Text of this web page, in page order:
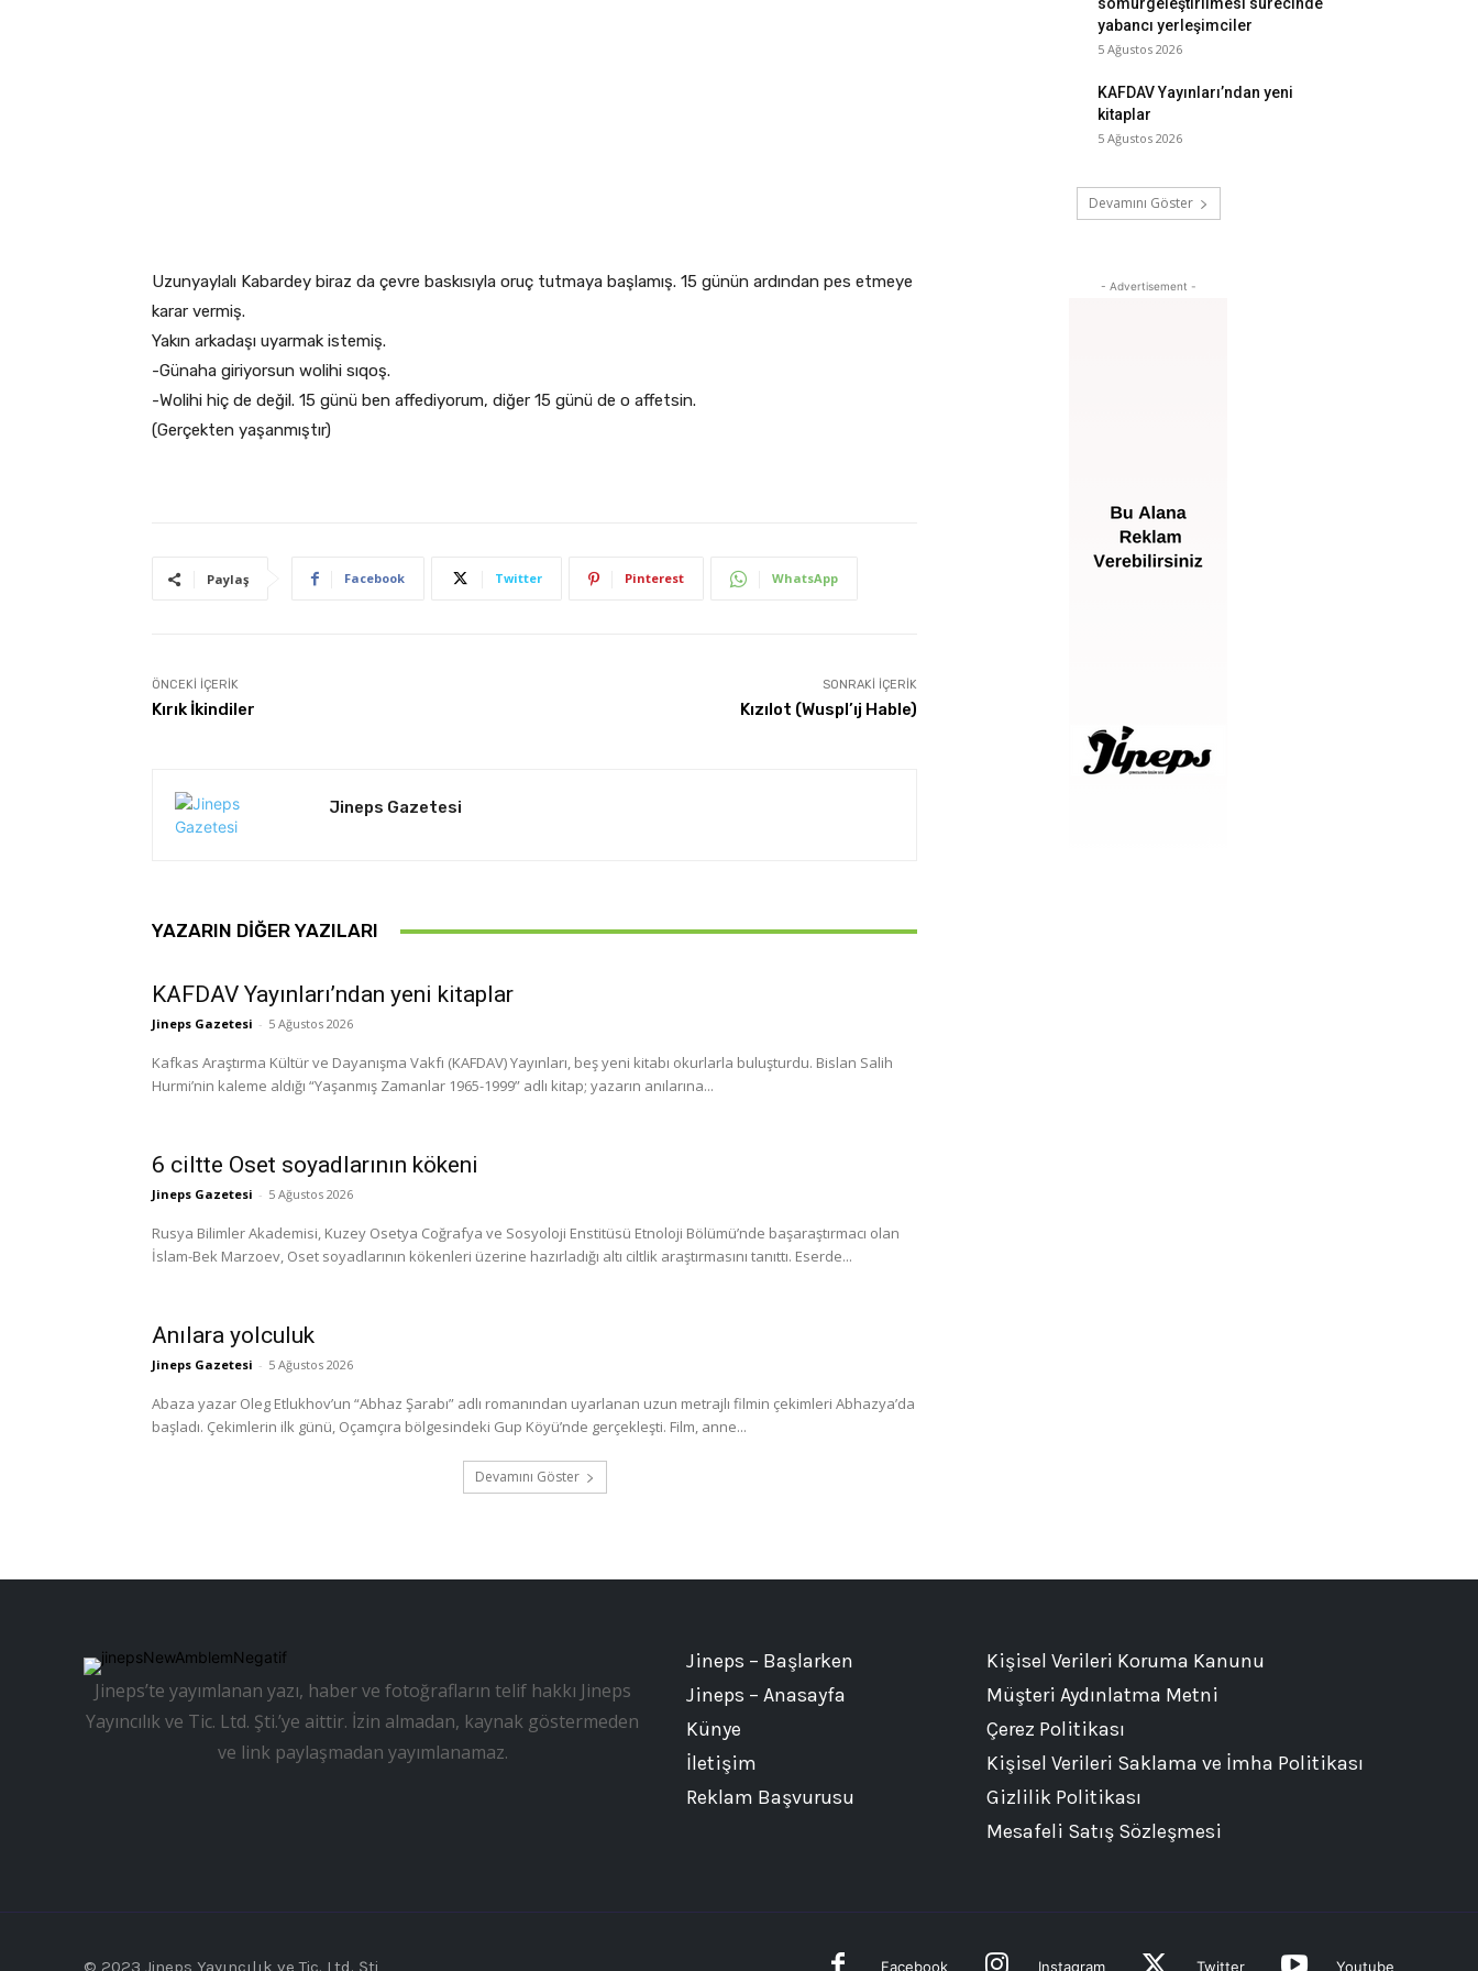
Uzunyaylalı Kabardey biraz da çevre baskısıyla oruç tutmaya başlamış. 15 günün ardından pes etmeye
karar vermiş.
Yakın arkadaşı uyarmak istemiş.
-Günaha giriyorsun wolihi sıqoş.
-Wolihi hiç de değil. 15 günü ben affediyorum, diğer 15 günü de o affetsin.
(Gerçekten yaşanmıştır)
Paylaş Facebook Twitter Pinterest WhatsApp
ÖNCEKI İÇERIK
Kırık İkindiler
SONRAKI İÇERIK
Kızılot (Wuspl’ıj Hable)
Jineps Gazetesi
YAZARIN DIĞER YAZILARI
KAFDAV Yayınları’ndan yeni kitaplar
Jineps Gazetesi - 5 Ağustos 2026
Kafkas Araştırma Kültür ve Dayanışma Vakfı (KAFDAV) Yayınları, beş yeni kitabı okurlarla buluşturdu. Bislan Salih
Hurmi’nin kaleme aldığı “Yaşanmış Zamanlar 1965-1999” adlı kitap; yazarın anılarına...
6 ciltte Oset soyadlarının kökeni
Jineps Gazetesi - 5 Ağustos 2026
Rusya Bilimler Akademisi, Kuzey Osetya Coğrafya ve Sosyoloji Enstitüsü Etnoloji Bölümü’nde başaraştırmacı olan
İslam-Bek Marzoev, Oset soyadlarının kökenleri üzerine hazırladığı altı ciltlik araştırmasını tanıttı. Eserde...
Anılara yolculuk
Jineps Gazetesi - 5 Ağustos 2026
Abaza yazar Oleg Etlukhov’un “Abhaz Şarabı” adlı romanından uyarlanan uzun metrajlı filmin çekimleri Abhazya’da
başladı. Çekimlerin ilk günü, Oçamçıra bölgesindeki Gup Köyü’nde gerçekleşti. Film, anne...
Devamını Göster
yabancı yerleşimciler
5 Ağustos 2026
KAFDAV Yayınları’ndan yeni
kitaplar
5 Ağustos 2026
Devamını Göster
- Advertisement -
Jineps’te yayımlanan yazı, haber ve fotoğrafların telif hakkı Jineps
Yayıncılık ve Tic. Ltd. Şti.’ye aittir. İzin almadan, kaynak göstermeden
ve link paylaşmadan yayımlanamaz.
Jineps – Başlarken
Jineps – Anasayfa
Künye
İletişim
Reklam Başvurusu
Kişisel Verileri Koruma Kanunu
Müşteri Aydınlatma Metni
Çerez Politikası
Kişisel Verileri Saklama ve İmha Politikası
Gizlilik Politikası
Mesafeli Satış Sözleşmesi
© 2023 Jineps Yayıncılık ve Tic. Ltd. Şti Facebook Instagram Twitter Youtube